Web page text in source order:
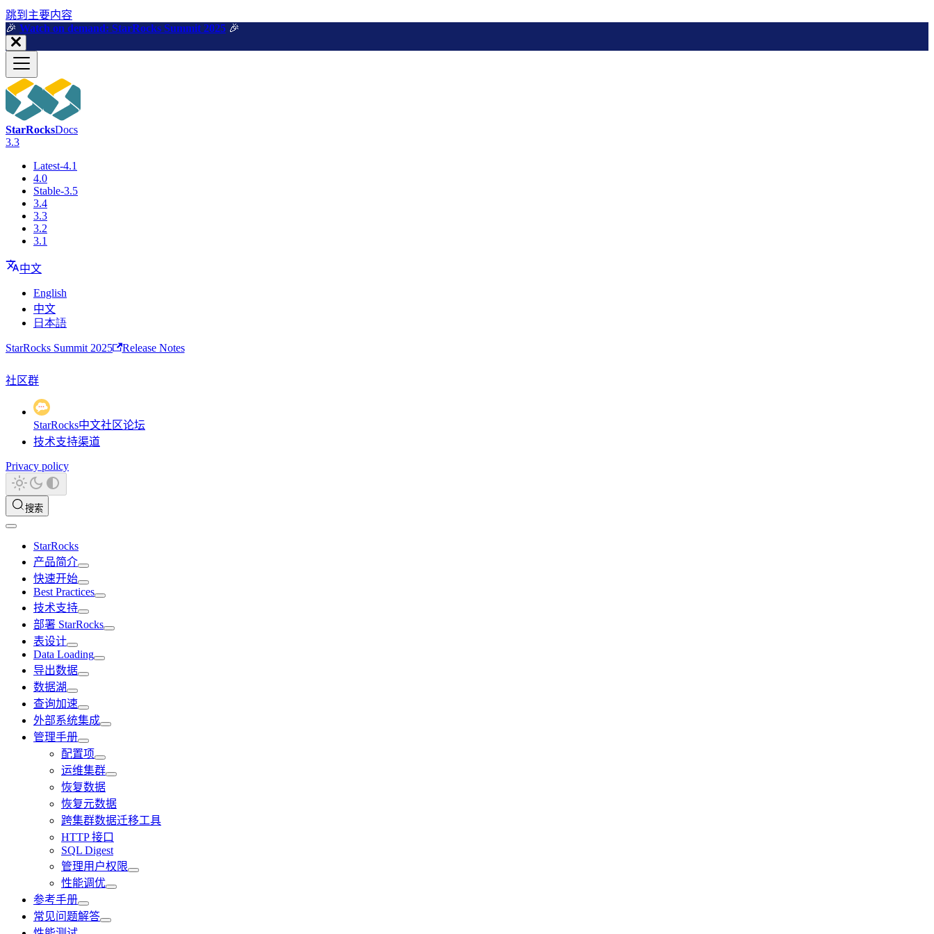
跳到主要内容
🎉️ Watch on demand: StarRocks Summit 2025 🎉️
StarRocksDocs
3.3
Latest-4.1
4.0
Stable-3.5
3.4
3.3
3.2
3.1
中文
English
中文
日本語
StarRocks Summit 2025 Release Notes
社区群
StarRocks中文社区论坛
技术支持渠道
Privacy policy
搜索
StarRocks
产品简介
快速开始
Best Practices
技术支持
部署 StarRocks
表设计
Data Loading
导出数据
数据湖
查询加速
外部系统集成
管理手册
配置项
运维集群
恢复数据
恢复元数据
跨集群数据迁移工具
HTTP 接口
SQL Digest
管理用户权限
性能调优
参考手册
常见问题解答